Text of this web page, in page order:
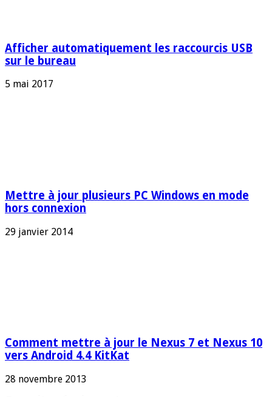
Afficher automatiquement les raccourcis USB
sur le bureau
5 mai 2017
Mettre à jour plusieurs PC Windows en mode
hors connexion
29 janvier 2014
Comment mettre à jour le Nexus 7 et Nexus 10
vers Android 4.4 KitKat
28 novembre 2013